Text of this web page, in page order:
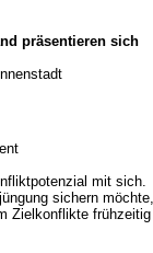
präsentieren sich
mit sich.
sichern möchte,
Zielkonflikte frühzeitig